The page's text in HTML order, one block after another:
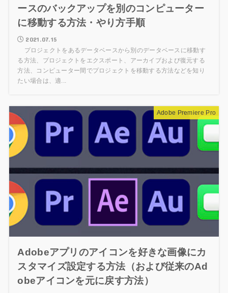
ースのバックアップを別のコンピューター
に移動する方法・やり方手順
2021.07.15
プロジェクトをあるデータベースから別のデータベースに移動す
る方法、プロジェクトをエクスポート、アーカイブおよび復元する
方法、コンピューター間でプロジェクトを移動する方法などを知り
たい場合は、適...
Adobe Premiere Pro
Adobeアプリのアイコンを好きな画像にカ
スタマイズ設定する方法（および従来のAd
obeアイコンを元に戻す方法）